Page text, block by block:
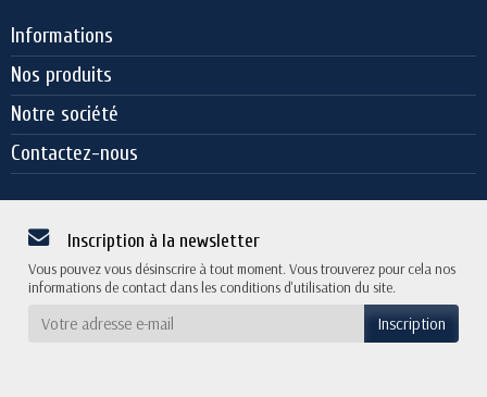
Informations
Nos produits
Notre société
Contactez-nous
Inscription à la newsletter
Vous pouvez vous désinscrire à tout moment. Vous trouverez pour cela nos
informations de contact dans les conditions d'utilisation du site.